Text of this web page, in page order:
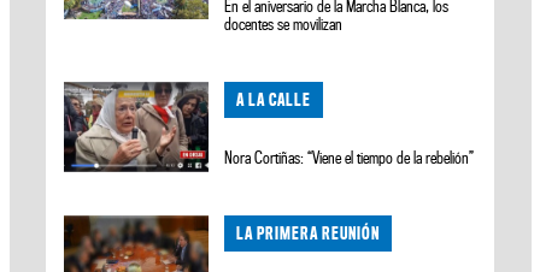
En el aniversario de la Marcha Blanca, los
docentes se movilizan
A LA CALLE
Nora Cortiñas: “Viene el tiempo de la rebelión”
LA PRIMERA REUNIÓN